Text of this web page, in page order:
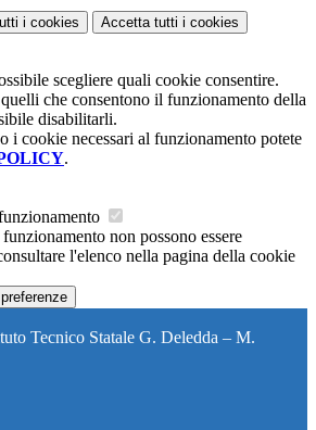
i cookies Accetta tutti i cookies
scegliere quali cookie consentire.
che consentono il funzionamento della
disabilitarli.
i cookie necessari al funzionamento potete
.
non possono essere
l'elenco nella pagina della cookie
Tecnico Statale G. Deledda – M.